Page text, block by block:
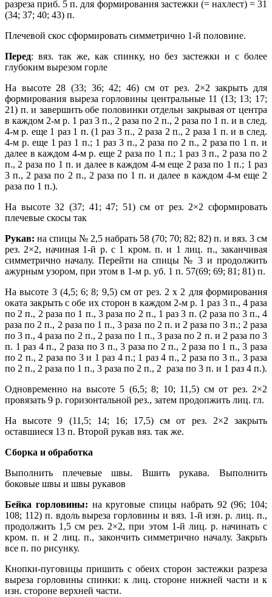
разреза приб. 5 п.для формирования застежки (= нахлест) = 31
(34; 37; 40; 43) п.
Плечевой скос сформировать симметрично 1-й половине.
Перед: вяз. так же, как спинку, но без застежки и с более
глубоким вырезом горле
На высоте 28 (33; 36; 42; 46) см от рез. 2×2 закрыть для
формирования выреза горловины центральные 11 (13; 13; 17;
21) п. и завершить обе половинки отдельн закрывая от центра
в каждом 2-м р. 1 раз 3 п., 2 раза по 2 п., 2 раза по 1 п. и в след.
4-м р. еще 1 раз 1 п. (1 раз 3 п., 2 раза 2 п., 2 раза 1 п. и в след.
4-м р. еще 1 раз 1 п.; 1 раз 3 п., 2 раза по 2 п., 2 раза по 1 п. и
далее в каждом 4-м р. еще 2 раза по 1 п.; 1 раз 3 п., 2 раза по 2
п., 2 раза по 1 п. и далее в каждом 4-м еще 2 раза по 1 п.; 1 раз
3 п., 2 раза по 2 п., 2 раза по 1 п. и далее в каждом 4-м еще 2
раза по 1 п.).
На высоте 32 (37; 41; 47; 51) см от рез. 2×2 сформировать
плечевые скосы так
Рукав: на спицы № 2,5 набрать 58 (70; 70; 82; 82) п. и вяз. 3 см
рез. 2×2, начиная 1-й р. с 1 кром. п. и 1 лиц. п., заканчивая
симметрично началу. Перейти на спицы № 3 и продолжить
ажурным узором, при этом в 1-м р. уб. 1 п. 57(69; 69; 81; 81) п.
На высоте 3 (4,5; 6; 8; 9,5) см от рез. 2 х 2 для формирования
оката закрыть с обе их сторон в каждом 2-м р. 1 раз 3 п., 4 раза
по 2 п., 2 раза по 1 п., 3 раза по 2 п., 1 раз 3 п. (2 раза по 3 п., 4
раза по 2 п., 2 раза по 1 п., 3 раза по 2 п. и 2 раза по 3 п.; 2 раза
по 3 п., 4 раза по 2 п., 2 раза по 1 п., 3 раза по 2 п. и 2 раза по 3
п. 1 раз 4 п., 2 раза по 3 п., 3 раза по 2 п., 2 раза по 1 п., 3 раза
по 2 п., 2 раза по 3 и 1 раз 4 п.; 1 раз 4 п., 2 раза по 3 п., 3 раза
по 2 п., 2 раза по 1 п., 3 раза по 2 п., 2 раза по 3 п. и 1 раз 4 п.).
Одновременно на высоте 5 (6,5; 8; 10; 11,5) см от рез. 2×2
провязать 9 р. горизонтальной рез., затем продопжить лиц. гл.
На высоте 9 (11,5; 14; 16; 17,5) см от рез. 2×2 закрыть
оставшиеся 13 п. Второй рукав вяз. так же.
Сборка и обработка
Выполнить плечевые швы. Вшить рукава. Выполнить
боковые швы и швы рукавов
Бейка горловины: на круговые спицы набрать 92 (96; 104;
108; 112) п. вдоль выреза горловины и вяз. 1-й изн. р. лиц. п.,
продолжить 1,5 см рез. 2×2, при этом 1-й лиц. р. начинать с
кром. п. и 2 лиц. п., закончить симметрично началу. Закрьть
все п. по рисунку.
Кнопки-пуговицы пришить с обеих сторон застежки разреза
выреза горловины спинки: к лиц. стороне нижней части и к
изн. стороне верхней части.